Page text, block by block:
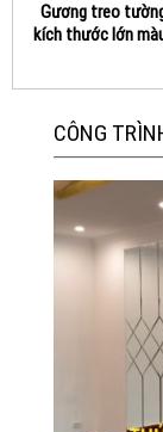
Gương treo
kích thước lớn
CÔNG